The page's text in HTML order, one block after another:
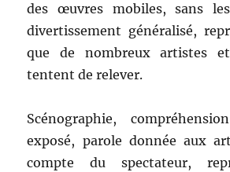
des œuvres mobiles, sans
divertissement généralisé,
que de nombreux artistes et
tentent de relever.
Scénographie,
exposé, parole donnée aux
compte du spectateur,